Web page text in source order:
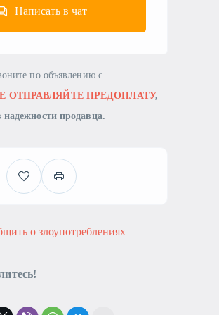
Написать в чат
по объявлению с
ОТПРАВЛЯЙТЕ ПРЕДОПЛАТУ,
надежности продавца.
о злоупотреблениях